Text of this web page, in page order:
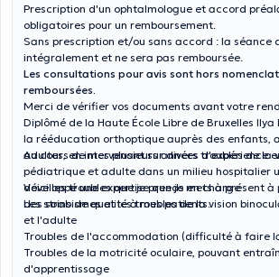
Prescription d'un ophtalmologue et accord
obligatoires pour un remboursement.
Sans prescription et/ou sans accord : la séance
intégralement et ne sera pas remboursée.
Les consultations pour avis sont hors
remboursées.
Merci de vérifier vos documents avant votre
Diplômé de la Haute École Libre de Bruxelles
la rééducation orthoptique auprès des enfants,
adultes, en intervenant sur divers troubles de la
Au cours de mes plusieurs années d'expérience
pédiatrique et adulte dans un milieu hospitalier
développé une expertise que je mets à présent
des soins de qualité à mes patients.
Voici les troubles que je prends en charge :
Les strabismes et les troubles de la vision
et l'adulte
Troubles de l'accommodation (difficulté à faire
Troubles de la motricité oculaire, pouvant
d'apprentissage